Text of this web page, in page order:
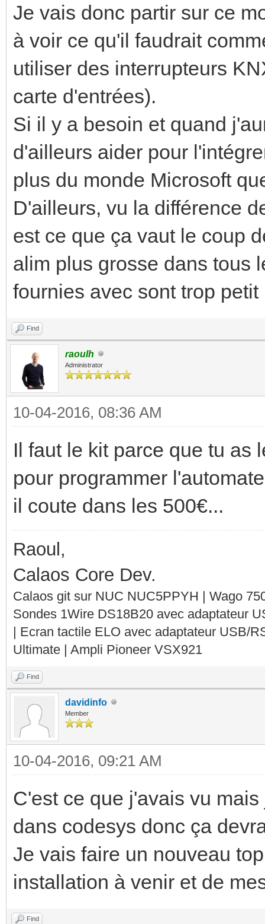
Je vais donc partir sur ce
à voir ce qu'il faudrait
utiliser des interrupteurs
carte d'entrées).
Si il y a besoin et quand
d'ailleurs aider pour
plus du monde Microsoft
D'ailleurs, vu la différence
est ce que ça vaut le coup
alim plus grosse dans tous
fournies avec sont trop
Find
raoulh
Administrator
10-04-2016, 08:36 AM
Il faut le kit parce que tu as
pour programmer
il coute dans les 500€...
Raoul,
Calaos Core Dev.
Calaos git sur NUC NUC5PPYH | Wago
Sondes 1Wire DS18B20 avec adaptateur
| Ecran tactile ELO avec adaptateur USB/
Ultimate | Ampli Pioneer VSX921
Find
davidinfo
Member
10-04-2016, 09:21 AM
C'est ce que j'avais vu
dans codesys donc ça
Je vais faire un nouveau
installation à venir et de
Find